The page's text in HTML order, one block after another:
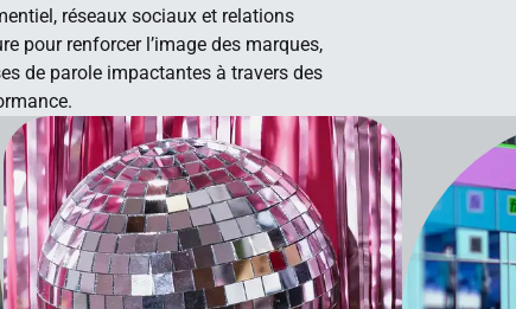
réseaux sociaux et relations
pour renforcer l’image des marques,
de parole impactantes à travers des